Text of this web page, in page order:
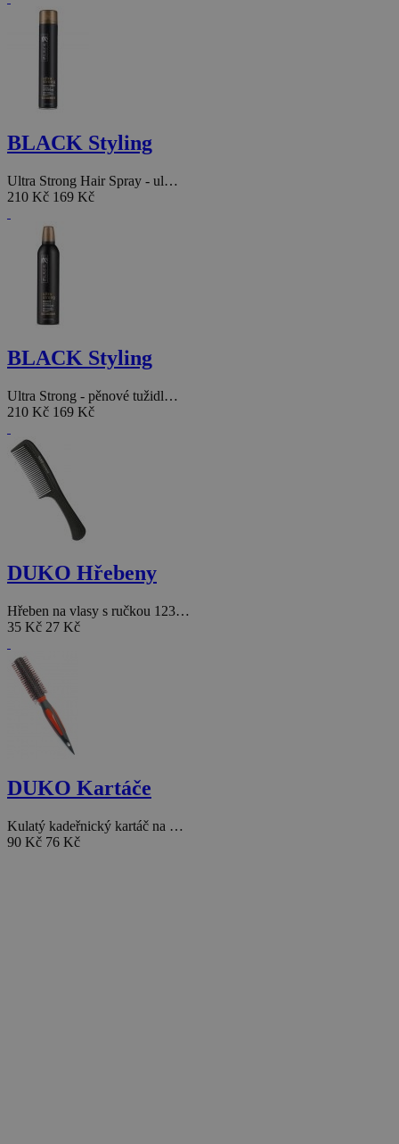
BLACK Styling
Ultra Strong Hair Spray - ul…
210 Kč 169 Kč
BLACK Styling
Ultra Strong - pěnové tužidl…
210 Kč 169 Kč
DUKO Hřebeny
Hřeben na vlasy s ručkou 123…
35 Kč 27 Kč
DUKO Kartáče
Kulatý kadeřnický kartáč na …
90 Kč 76 Kč